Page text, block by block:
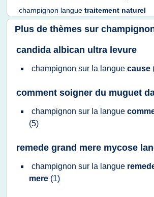
champignon langue traitement naturel
Plus de thèmes sur
candida albican ultra levure
champignon sur la langue cause
comment soigner du muguet
champignon sur la langue
(5)
remede grand mere mycose
champignon sur la langue
mere (1)